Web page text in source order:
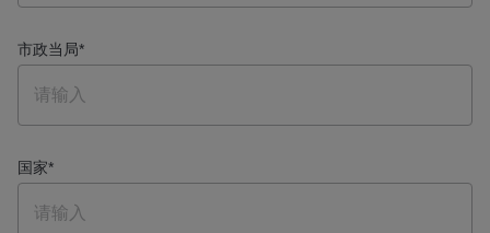
市政当局*
国家*